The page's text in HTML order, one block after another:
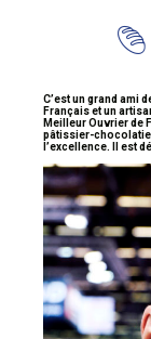
C’est un grand ami
Français et un
Meilleur Ouvrier de
pâtissier-
l’excellence. Il est